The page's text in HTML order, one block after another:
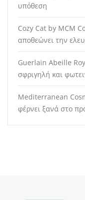
υπόθεση
Cozy Cat by MCM
αποθεώνει την
Guerlain Abeille
σφριγηλή και
Mediterranean
φέρνει ξανά στο